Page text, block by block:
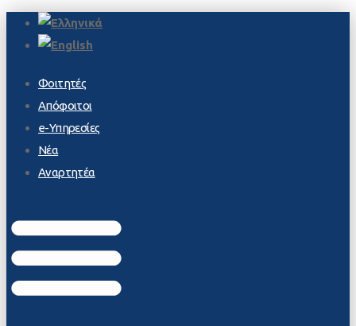
Φοιτητές
Απόφοιτοι
e-Υπηρεσίες
Νέα
Αναρτητέα